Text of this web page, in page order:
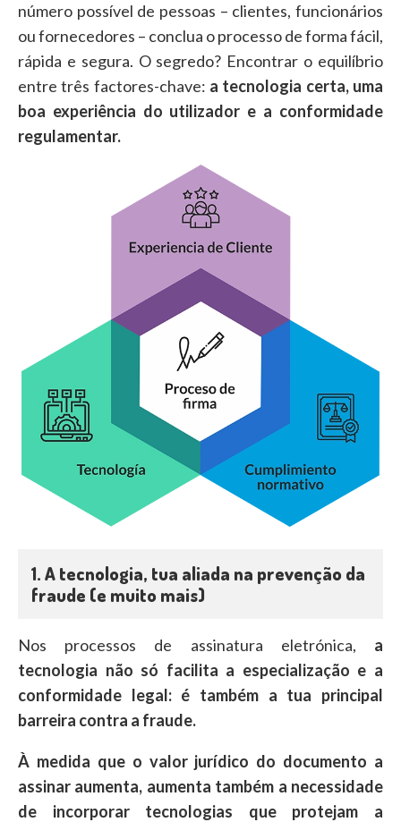
número possível de pessoas – clientes, funcionários
ou fornecedores – conclua o processo de forma fácil,
rápida e segura. O segredo? Encontrar o equilíbrio
entre três factores-chave: a tecnologia certa, uma
boa experiência do utilizador e a conformidade
regulamentar.
1. A tecnologia, tua aliada na prevenção da
fraude (e muito mais)
Nos processos de assinatura eletrónica, a
tecnologia não só facilita a especialização e a
conformidade legal: é também a tua principal
barreira contra a fraude.
À medida que o valor jurídico do documento a
assinar aumenta, aumenta também a necessidade
de incorporar tecnologias que protejam a